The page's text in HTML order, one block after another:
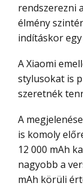
rendszerezni
élmény
indításkor
A Xiaomi emellett különleges kiadású tokokat és
stylusokat is
szeretnék
A megjelenésen túl a REDMI Pad 2 Pro hardveresen
is komoly
12 000 mAh
nagyobb a
mAh körüli